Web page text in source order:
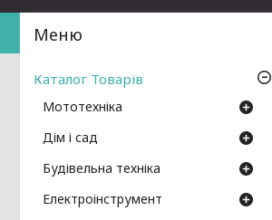
Каталог Товарів
Мототехніка
Дім і сад
Будівельна техніка
Електроінструмент